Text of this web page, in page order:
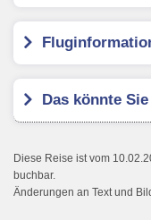
Das könnte
Diese Reise ist vom
buchbar.
Änderungen an Text und